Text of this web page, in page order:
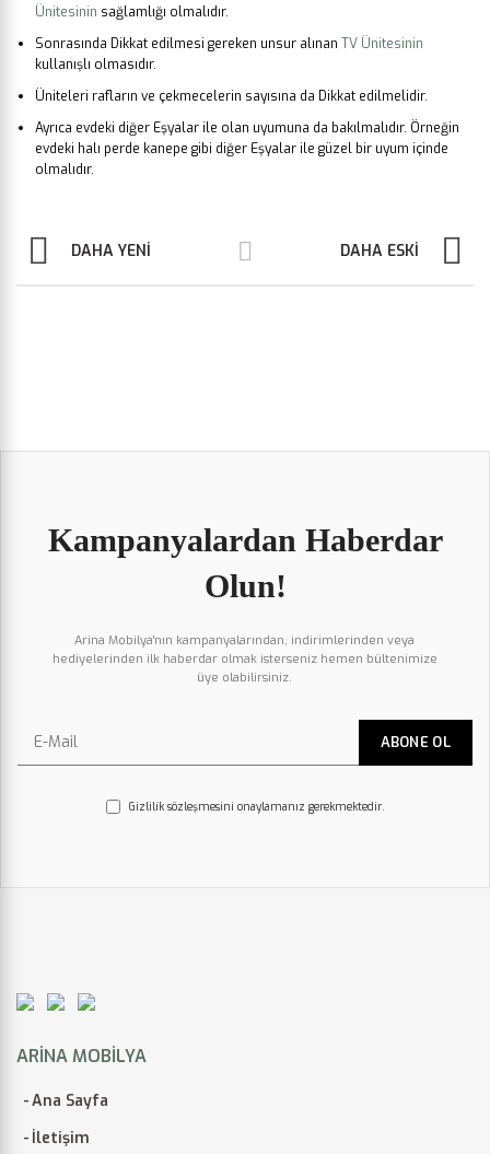
Ünitesinin sağlamlığı olmalıdır.
Sonrasında Dikkat edilmesi gereken unsur alınan TV Ünitesinin
kullanışlı olmasıdır.
Üniteleri rafların ve çekmecelerin sayısına da Dikkat edilmelidir.
Ayrıca evdeki diğer Eşyalar ile olan uyumuna da bakılmalıdır. Örneğin
evdeki halı perde kanepe gibi diğer Eşyalar ile güzel bir uyum içinde
olmalıdır.
DAHA YENI DAHA ESKI
Kampanyalardan Haberdar
Olun!
Arina Mobilya'nın kampanyalarından, indirimlerinden veya
hediyelerinden ilk haberdar olmak isterseniz hemen bültenimize
üye olabilirsiniz.
Gizlilik sözleşmesini onaylamanız gerekmektedir.
ARINA MOBILYA
Ana Sayfa
İletişim